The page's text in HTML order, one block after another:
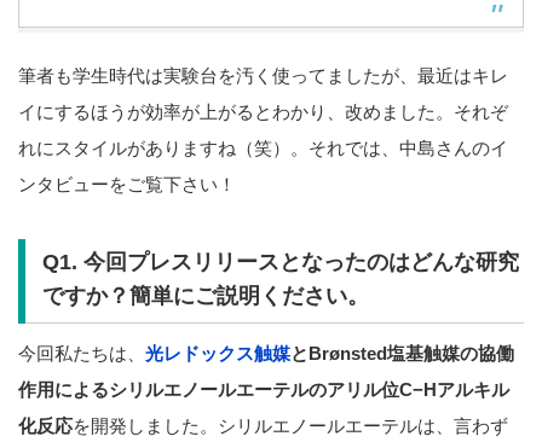
筆者も学生時代は実験台を汚く使ってましたが、最近はキレ
イにするほうが効率が上がるとわかり、改めました。それぞ
れにスタイルがありますね（笑）。それでは、中島さんのイ
ンタビューをご覧下さい！
Q1. 今回プレスリリースとなったのはどんな研究
ですか？簡単にご説明ください。
今回私たちは、 光レドックス触媒とBrønsted塩基触媒の協働
作用によるシリルエノールエーテルのアリル位C−Hアルキル
化反応を開発しました。シリルエノールエーテルは、言わず